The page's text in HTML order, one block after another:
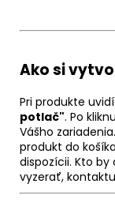
Ako si
Pri produkte
potlač". Po
Vášho
produkt do
dispozícii. Kto
vyzerať,